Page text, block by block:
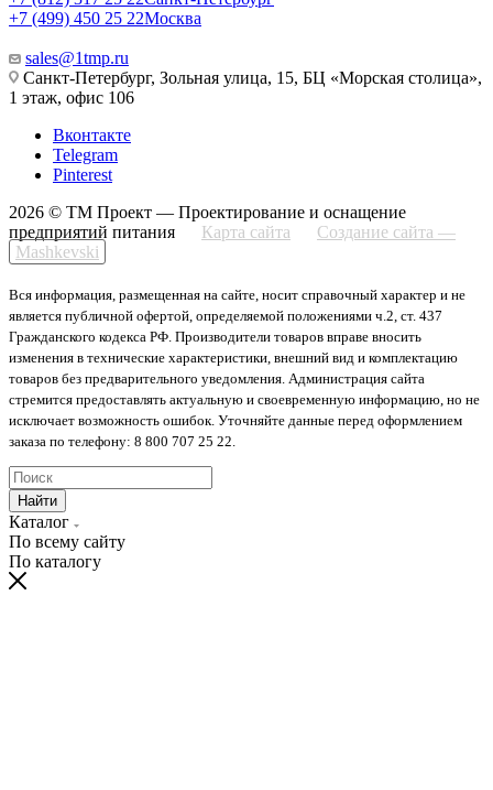
+7 (499) 450 25 22Москва
sales@1tmp.ru
Санкт-Петербург, Зольная улица, 15, БЦ «Морская столица»,
1 этаж, офис 106
Вконтакте
Telegram
Pinterest
2026 © ТМ Проект — Проектирование и оснащение
предприятий питания
Карта сайта
Создание сайта —
Mashkevski
Вся информация, размещенная на сайте, носит справочный характер и не
является публичной офертой, определяемой положениями ч.2, ст. 437
Гражданского кодекса РФ. Производители товаров вправе вносить
изменения в технические характеристики, внешний вид и комплектацию
товаров без предварительного уведомления. Администрация сайта
стремится предоставлять актуальную и своевременную информацию, но не
исключает возможность ошибок. Уточняйте данные перед оформлением
заказа по телефону: 8 800 707 25 22.
Найти
Каталог
По всему сайту
По каталогу